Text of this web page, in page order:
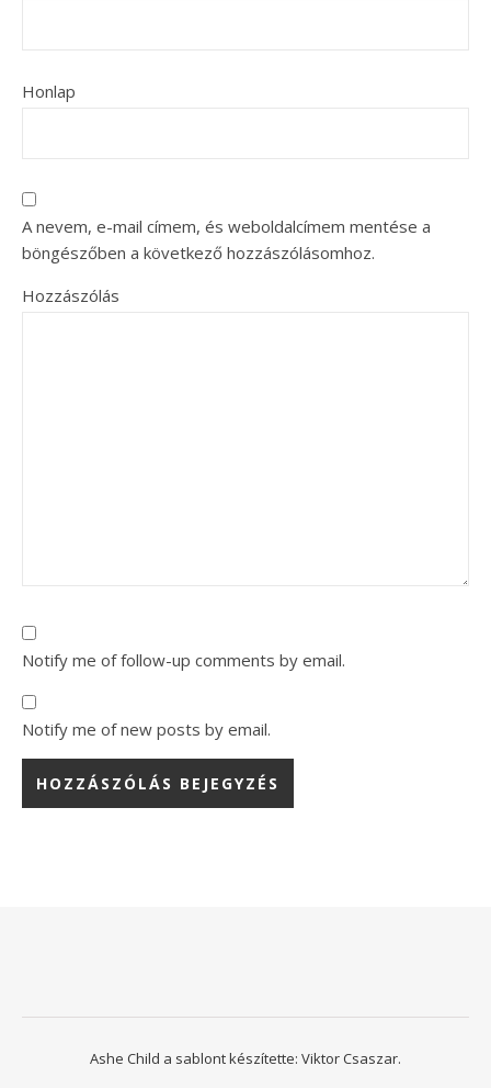
Honlap
A nevem, e-mail címem, és weboldalcímem mentése a
böngészőben a következő hozzászólásomhoz.
Hozzászólás
Notify me of follow-up comments by email.
Notify me of new posts by email.
Ashe Child a sablont készítette: Viktor Csaszar.